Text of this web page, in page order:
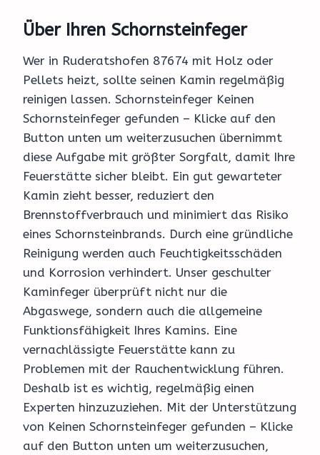
Über Ihren Schornsteinfeger
Wer in Ruderatshofen 87674 mit Holz oder
Pellets heizt, sollte seinen Kamin regelmäßig
reinigen lassen. Schornsteinfeger Keinen
Schornsteinfeger gefunden – Klicke auf den
Button unten um weiterzusuchen übernimmt
diese Aufgabe mit größter Sorgfalt, damit Ihre
Feuerstätte sicher bleibt. Ein gut gewarteter
Kamin zieht besser, reduziert den
Brennstoffverbrauch und minimiert das Risiko
eines Schornsteinbrands. Durch eine gründliche
Reinigung werden auch Feuchtigkeitsschäden
und Korrosion verhindert. Unser geschulter
Kaminfeger überprüft nicht nur die
Abgaswege, sondern auch die allgemeine
Funktionsfähigkeit Ihres Kamins. Eine
vernachlässigte Feuerstätte kann zu
Problemen mit der Rauchentwicklung führen.
Deshalb ist es wichtig, regelmäßig einen
Experten hinzuzuziehen. Mit der Unterstützung
von Keinen Schornsteinfeger gefunden – Klicke
auf den Button unten um weiterzusuchen,